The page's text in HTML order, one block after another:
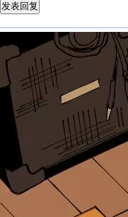
发表回复